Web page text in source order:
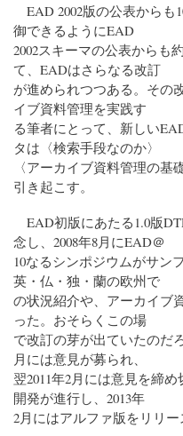
EAD 2002版の公表からも
御できるようにEAD
2002スキーマの公表からも
て、EADはさらなる改訂
が進められつつある。その
イブ資料管理を実践す
る筆者にとって、新しい
タは〈検索手段なのか〉
〈アーカイブ資料管理の
引き起こす。
EAD初版にあたる1.0版
念し、2008年8月にEAD＠
10なるシンポジウムがサン
英・仏・独・蘭の欧州で
の状況紹介や、アーカイブ
った。おそらくこの場
で改訂の芽が出ていたのだ
月には意見が募られ、
翌2011年2月には意見を締
開発が進行し、2013年
2月にはアルファ版をリリー